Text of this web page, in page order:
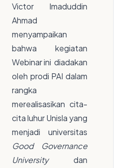
Victor Imaduddin
Ahmad
menyampaikan
bahwa kegiatan
Webinar ini diadakan
oleh prodi PAI dalam
rangka
merealisasikan cita-
cita luhur Unisla yang
menjadi universitas
Good Governance
Universitydan